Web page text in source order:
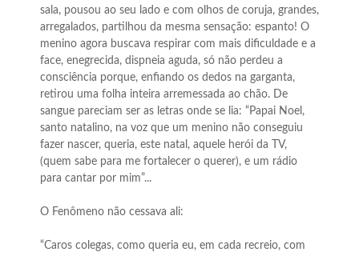
sala, pousou ao seu lado e com olhos de coruja, grandes,
arregalados, partilhou da mesma sensação: espanto! O
menino agora buscava respirar com mais dificuldade e a
face, enegrecida, dispneia aguda, só não perdeu a
consciência porque, enfiando os dedos na garganta,
retirou uma folha inteira arremessada ao chão. De
sangue pareciam ser as letras onde se lia: “Papai Noel,
santo natalino, na voz que um menino não conseguiu
fazer nascer, queria, este natal, aquele herói da TV,
(quem sabe para me fortalecer o querer), e um rádio
para cantar por mim”...
O Fenômeno não cessava ali:
“Caros colegas, como queria eu, em cada recreio, com